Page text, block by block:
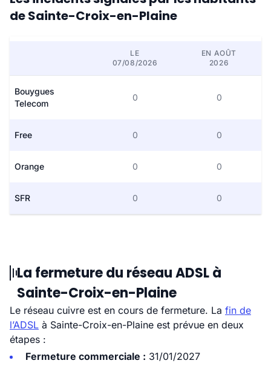
de Sainte-Croix-en-Plaine
LE
07/08/2026
EN AOÛT
2026
Bouygues
Telecom
0 0
Free 0 0
Orange 0 0
SFR 0 0
La fermeture du réseau ADSL à
Sainte-Croix-en-Plaine
Le réseau cuivre est en cours de fermeture. La fin de
l’ADSL à Sainte-Croix-en-Plaine est prévue en deux
étapes :
Fermeture commerciale : 31/01/2027